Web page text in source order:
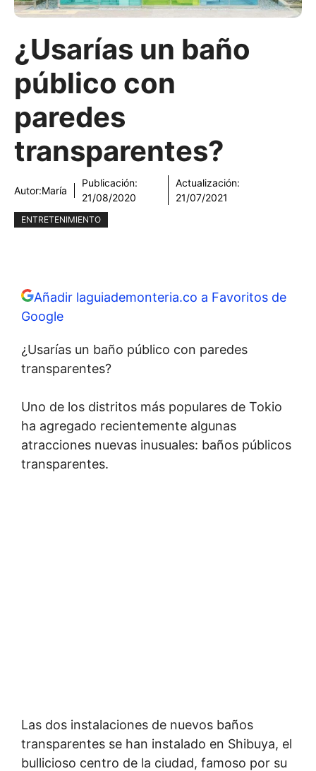
¿Usarías un baño
público con
paredes
transparentes?
Autor:María
Publicación:
21/08/2020
Actualización:
21/07/2021
ENTRETENIMIENTO
Añadir laguiademonteria.co a Favoritos de
Google
¿Usarías un baño público con paredes
transparentes?
Uno de los distritos más populares de Tokio
ha agregado recientemente algunas
atracciones nuevas inusuales: baños públicos
transparentes.
Las dos instalaciones de nuevos baños
transparentes se han instalado en Shibuya, el
bullicioso centro de la ciudad, famoso por su